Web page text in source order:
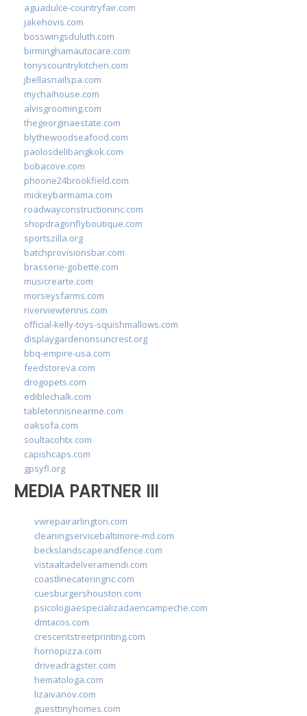
aguadulce-countryfair.com
jakehovis.com
bosswingsduluth.com
birminghamautocare.com
tonyscountrykitchen.com
jbellasnailspa.com
mychaihouse.com
alvisgrooming.com
thegeorginaestate.com
blythewoodseafood.com
paolosdelibangkok.com
bobacove.com
phoone24brookfield.com
mickeybarmama.com
roadwayconstructioninc.com
shopdragonflyboutique.com
sportszilla.org
batchprovisionsbar.com
brasserie-gobette.com
musicrearte.com
morseysfarms.com
riverviewtennis.com
official-kelly-toys-squishmallows.com
displaygardenonsuncrest.org
bbq-empire-usa.com
feedstoreva.com
drogopets.com
ediblechalk.com
tabletennisnearme.com
oaksofa.com
soultacohtx.com
capishcaps.com
gpsyfl.org
MEDIA PARTNER III
vwrepairarlington.com
cleaningservicebaltimore-md.com
beckslandscapeandfence.com
vistaaltadelveramendi.com
coastlinecateringnc.com
cuesburgershouston.com
psicologiaespecializadaencampeche.com
dmtacos.com
crescentstreetprinting.com
hornopizza.com
driveadragster.com
hematologa.com
lizaivanov.com
guesttinyhomes.com